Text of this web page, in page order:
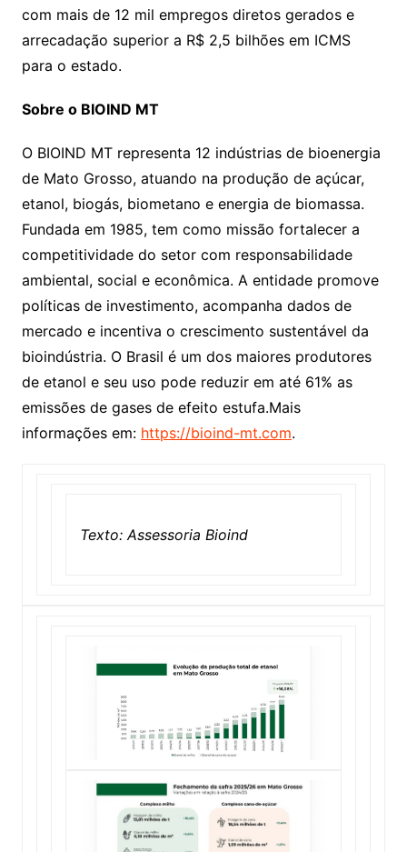
com mais de 12 mil empregos diretos gerados e
arrecadação superior a R$ 2,5 bilhões em ICMS
para o estado.
Sobre o BIOIND MT
O BIOIND MT representa 12 indústrias de bioenergia
de Mato Grosso, atuando na produção de açúcar,
etanol, biogás, biometano e energia de biomassa.
Fundada em 1985, tem como missão fortalecer a
competitividade do setor com responsabilidade
ambiental, social e econômica. A entidade promove
políticas de investimento, acompanha dados de
mercado e incentiva o crescimento sustentável da
bioindústria. O Brasil é um dos maiores produtores
de etanol e seu uso pode reduzir em até 61% as
emissões de gases de efeito estufa.Mais
informações em: https://bioind-mt.com.
Texto: Assessoria Bioind